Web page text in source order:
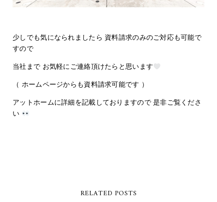
少しでも気になられましたら 資料請求のみのご対応も可能で
すので
当社まで お気軽にご連絡頂けたらと思います
（ ホームページからも資料請求可能です ）
アットホームに詳細を記載しておりますので 是非ご覧くださ
い
RELATED POSTS